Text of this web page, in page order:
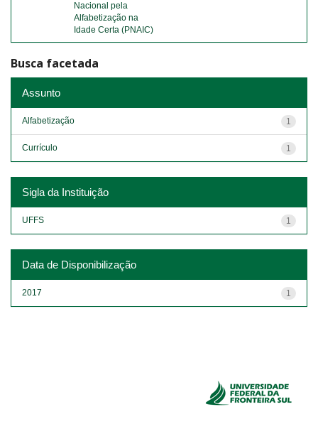
Nacional pela
Alfabetização na
Idade Certa (PNAIC)
Busca facetada
Assunto
1
Alfabetização
1
Currículo
Sigla da Instituição
1
UFFS
Data de Disponibilização
1
2017